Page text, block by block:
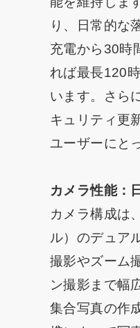
り、日常的な
充電から30時
れば最長120
います。さら
キュリティ更
ユーザーにと
カメラ性能：
カメラ構成は
ル）のデュア
撮影やズーム
ン撮影まで幅
集合写真の作